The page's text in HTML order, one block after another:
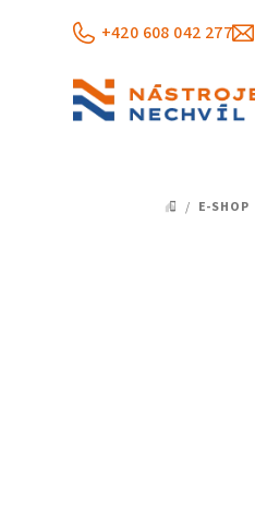
+420 608 042 277
DOMŮ
/ E-SHOP